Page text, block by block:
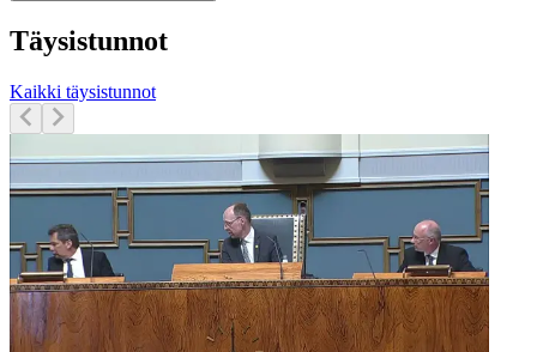
Täysistunnot
Kaikki täysistunnot